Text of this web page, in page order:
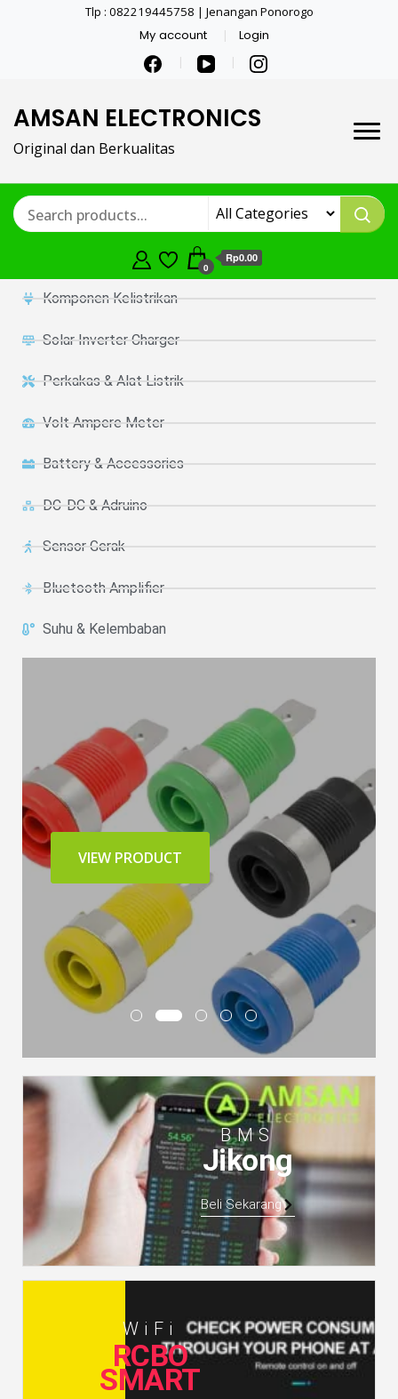
Tlp : 082219445758 | Jenangan Ponorogo
My account Login
AMSAN ELECTRONICS
Original dan Berkualitas
0
Rp0.00
Komponen Kelistrikan
Solar Inverter Charger
Perkakas & Alat Listrik
Volt Ampere Meter
Battery & Accessories
DC-DC & Adruino
Sensor Gerak
Bluetooth Amplifier
Suhu & Kelembaban
VIEW PRODUCT
BMS
Jikong
Beli Sekarang
WiFi
RCBO
SMART